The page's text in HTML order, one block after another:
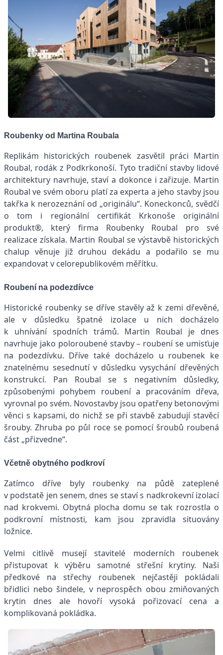
Roubenky od Martina Roubala
Replikám historických roubenek zasvětil práci Martin
Roubal, rodák z Podkrkonoší. Tyto tradiční stavby lidové
architektury navrhuje, staví a dokonce i zařizuje. Martin
Roubal ve svém oboru platí za experta a jeho stavby jsou
takřka k nerozeznání od „originálu“. Koneckonců, svědčí
o tom i regionální certifikát Krkonoše originální
produkt®, který firma Roubenky Roubal pro své
realizace získala. Martin Roubal se výstavbě historických
chalup věnuje již druhou dekádu a podařilo se mu
expandovat v celorepublikovém měřítku.
Roubení na podezdívce
Historické roubenky se dříve stavěly až k zemi dřevěné,
ale v důsledku špatné izolace u nich docházelo
k uhnívání spodních trámů. Martin Roubal je dnes
navrhuje jako poloroubené stavby – roubení se umisťuje
na podezdívku. Dříve také docházelo u roubenek ke
znatelnému sesednutí v důsledku vysychání dřevěných
konstrukcí. Pan Roubal se s negativním důsledky,
způsobenými pohybem roubení a pracováním dřeva,
vyrovnal po svém. Novostavby jsou opatřeny betonovými
věnci s kapsami, do nichž se při stavbě zabudují stavěcí
šrouby. Zhruba po půl roce se pomocí šroubů roubená
část „přizvedne“.
Včetně obytného podkroví
Zatímco dříve byly roubenky na půdě zateplené
v podstatě jen senem, dnes se staví s nadkrokevní izolací
nad krokvemi. Obytná plocha domu se tak rozrostla o
podkrovní místnosti, kam jsou zpravidla situovány
ložnice.
Velmi citlivě musejí stavitelé moderních roubenek
přistupovat k výběru samotné střešní krytiny. Naši
předkové na střechy roubenek nejčastěji pokládali
břidlici nebo šindele, v neprospěch obou zmiňovaných
krytin dnes ale hovoří vysoká pořizovací cena a
komplikovaná pokládka.